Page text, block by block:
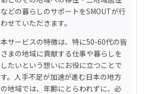
などの暮らしのサポートをSMOUTが行
わせていただきます。
本サービスの特徴は、特に50-60代の皆
さまの地域に貢献する仕事や暮らしを
したいという想いにお役に立つことで
す。人手不足が加速が進む日本の地方
の地域では、年齢にとらわれずに、必